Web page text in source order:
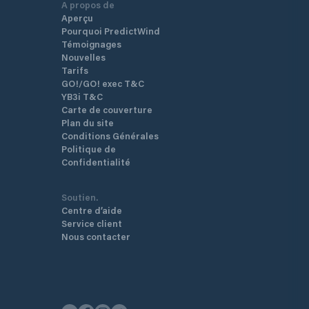
A propos de
Aperçu
Pourquoi PredictWind
Témoignages
Nouvelles
Tarifs
GO!/GO! exec T&C
YB3i T&C
Carte de couverture
Plan du site
Conditions Générales
Politique de
Confidentialité
Soutien.
Centre d’aide
Service client
Nous contacter